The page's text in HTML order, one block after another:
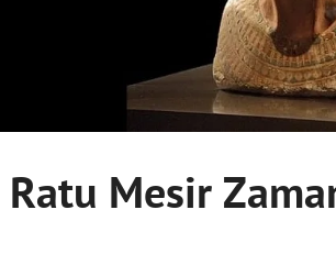
Ratu Mesir